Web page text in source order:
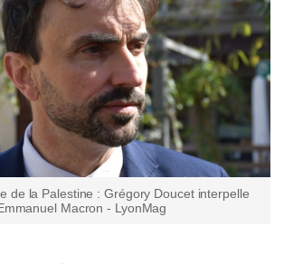
de la Palestine : Grégory Doucet interpelle
Macron - LyonMag